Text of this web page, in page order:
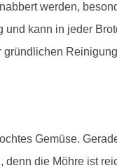
werden,
kann in jeder
Gemüse.
die Möhre ist